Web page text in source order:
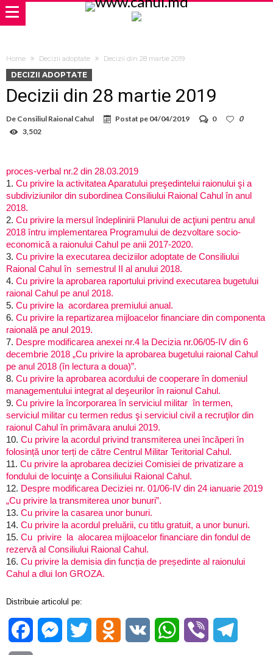
Home Decizii adoptate Decizii din 28 martie 2019
DECIZII ADOPTATE
Decizii din 28 martie 2019
De Consiliul Raional Cahul Postat pe 04/04/2019 0
0
3,502
proces-verbal nr.2 din 28.03.2019
1. Cu privire la activitatea Aparatului preşedintelui raionului şi a
subdiviziunilor din subordinea Consiliului Raional Cahul în anul
2018.
2. Cu privire la mersul îndeplinirii Planului de acţiuni pentru anul
2018 întru implementarea Programului de dezvoltare socio-
economică a raionului Cahul pe anii 2017-2020.
3. Cu privire la executarea deciziilor adoptate de Consiliului
Raional Cahul în semestrul II al anului 2018.
4. Cu privire la aprobarea raportului privind executarea bugetului
raional Cahul pe anul 2018.
5. Cu privire la acordarea premiului anual.
6. Cu privire la repartizarea mijloacelor financiare din componenta
raională pe anul 2019.
7. Despre modificarea anexei nr.4 la Decizia nr.06/05-IV din 6
decembrie 2018 „Cu privire la aprobarea bugetului raional Cahul
pe anul 2018 (în lectura a doua)”.
8. Cu privire la aprobarea acordului de cooperare în domeniul
managementului integrat al deşeurilor în raionul Cahul.
9. Cu privire la încorporarea în serviciul militar în termen,
serviciul militar cu termen redus şi serviciul civil a recruţilor din
raionul Cahul în primăvara anului 2019.
10. Cu privire la acordul privind transmiterea unei încăperi în
folosință unor terți de către Centrul Militar Teritorial Cahul.
11. Cu privire la aprobarea deciziei Comisiei de privatizare a
fondului de locuinţe a Consiliului Raional Cahul.
12. Despre modificarea Deciziei nr. 01/06-IV din 24 ianuarie 2019
„Cu privire la transmiterea unor bunuri”.
13. Cu privire la casarea unor bunuri.
14. Cu privire la acordul preluării, cu titlu gratuit, a unor bunuri.
15. Cu privire la alocarea mijloacelor financiare din fondul de
rezervă al Consiliului Raional Cahul.
16. Cu privire la demisia din funcția de președinte al raionului
Cahul a dlui Ion GROZA.
Distribuie articolul pe:
FacebookMessenger
Twitter Odnoklassniki
VK WhatsApp
Viber